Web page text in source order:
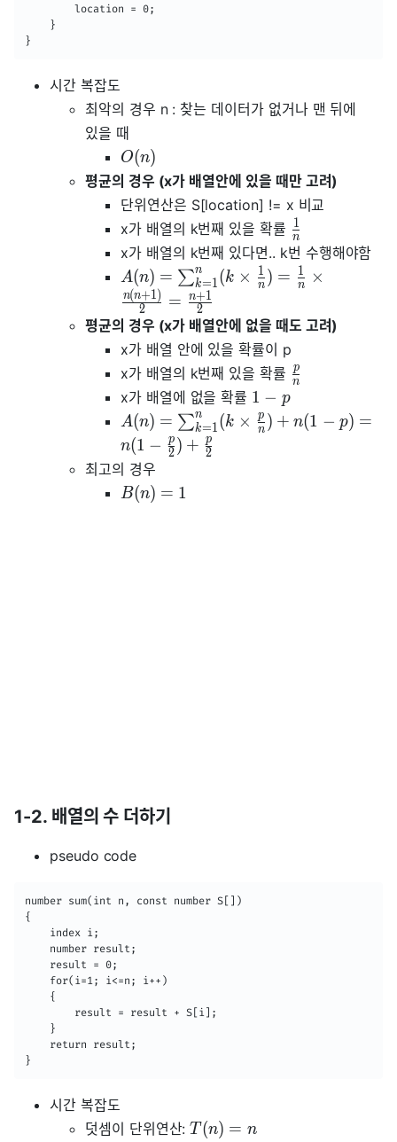
    }
}
시간 복잡도
최악의 경우 n : 찾는 데이터가 없거나 맨 뒤에
있을 때
O(n)
평균의 경우 (x가 배열안에 있을 때만 고려)
단위연산은 S[location] != x 비교
x가 배열의 k번째 있을 확률
n
1
x가 배열의 k번째 있다면.. k번 수행해야함
A(n) = ∑k=1
n (k × n
1 ) = n
1 ×
2
n(n+1) = 2
n+1
평균의 경우 (x가 배열안에 없을 때도 고려)
x가 배열 안에 있을 확률이 p
x가 배열의 k번째 있을 확률
n
p
x가 배열에 없을 확률 1 − p
A(n) = ∑k=1
n (k × n
p ) + n(1 − p) =
n(1 − 2
p ) + 2
p
최고의 경우
B(n) = 1
1-2. 배열의 수 더하기
pseudo code
number sum(int n, const number S[])
{
    number result;
    result = 0;
    for(i=1; i<=n; i++)
    {
    }
    return result;
}
시간 복잡도
덧셈이 단위연산:T (n) = n